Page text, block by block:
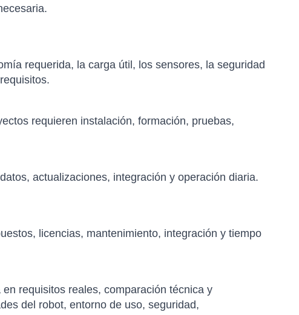
requerida, la carga útil, los sensores, la seguridad
requieren instalación, formación, pruebas,
actualizaciones, integración y operación diaria.
licencias, mantenimiento, integración y tiempo
requisitos reales, comparación técnica y
del robot, entorno de uso, seguridad,